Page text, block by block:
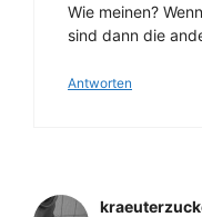
Wie meinen?
sind dann die
Antworten